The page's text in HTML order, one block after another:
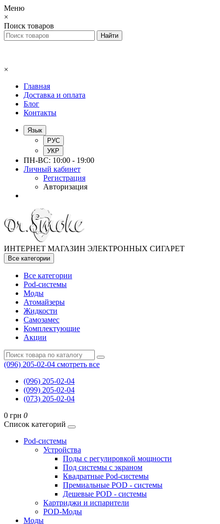
Меню
×
Поиск товаров
×
Главная
Доставка и оплата
Блог
Контакты
Язык
РУС
УКР
ПН-ВС: 10:00 - 19:00
Личный кабинет
Регистрация
Авторизация
ИНТЕРНЕТ МАГАЗИН ЭЛЕКТРОННЫХ СИГАРЕТ
Все категории
Все категории
Pod-системы
Моды
Атомайзеры
Жидкости
Самозамес
Комплектующие
Акции
(096) 205-02-04 смотреть все
(096) 205-02-04
(099) 205-02-04
(073) 205-02-04
0 грн 0
Список категорий
Pod-системы
Устройства
Поды с регулировкой мощности
Под системы с экраном
Квадратные Pod-системы
Премиальные POD - системы
Дешевые POD - системы
Картриджи и испарители
POD-Моды
Моды